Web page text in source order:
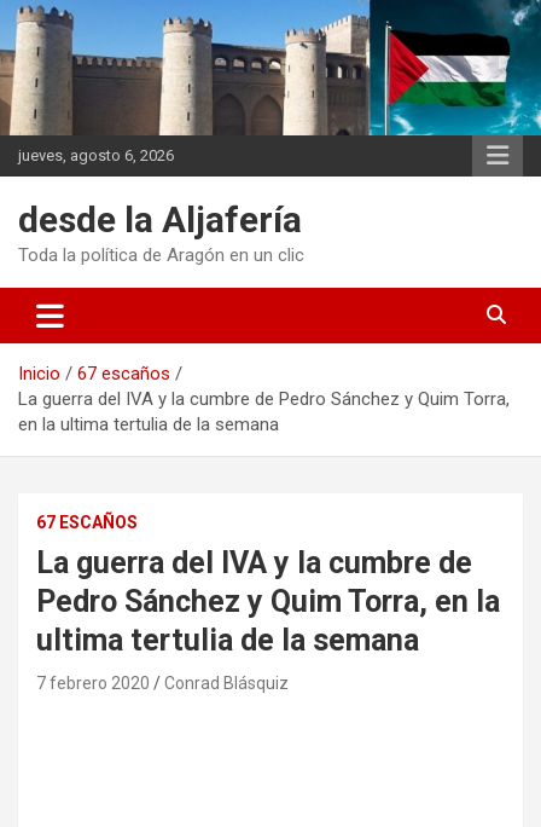
Saltar
contenido
jueves, agosto 6, 2026
desde la Aljafería
Toda la política de Aragón en un clic
Inicio
67 escaños
La guerra del IVA y la cumbre de Pedro Sánchez y Quim Torra,
en la ultima tertulia de la semana
67 ESCAÑOS
La guerra del IVA y la cumbre de
Pedro Sánchez y Quim Torra, en la
ultima tertulia de la semana
7 febrero 2020 Conrad Blásquiz